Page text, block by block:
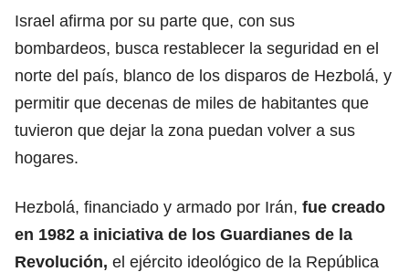
Israel afirma por su parte que, con sus
bombardeos, busca restablecer la seguridad en el
norte del país, blanco de los disparos de Hezbolá, y
permitir que decenas de miles de habitantes que
tuvieron que dejar la zona puedan volver a sus
hogares.
Hezbolá, financiado y armado por Irán, fue creado
en 1982 a iniciativa de los Guardianes de la
Revolución, el ejército ideológico de la República